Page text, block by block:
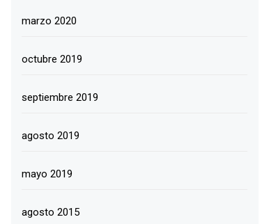
marzo 2020
octubre 2019
septiembre 2019
agosto 2019
mayo 2019
agosto 2015